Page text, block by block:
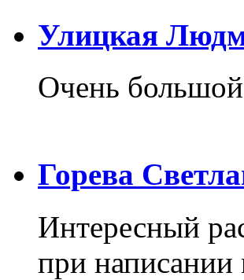
Улицкая
Очень
Горева
Интересный
при написании